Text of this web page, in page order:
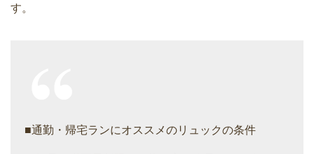
す。
■通勤・帰宅ランにオススメのリュックの条件